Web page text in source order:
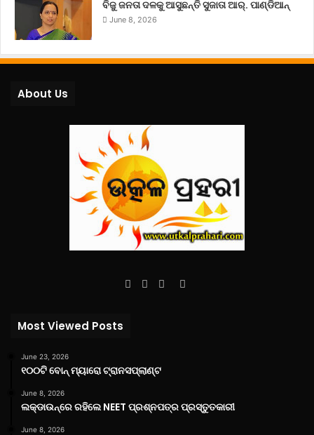
ବିଜୁ ଜନତା ଦଳକୁ ଆସୁଛନ୍ତି ସୁଜାତା ଆର୍‌. ପାଣ୍ଡିଆନ୍
June 8, 2026
About Us
Facebook
TwitterYouTube
Instagram
Most Viewed Posts
June 23, 2026
୧୦୦ଟି ବୋନ୍ ମ୍ୟାରୋ ଟ୍ରାନସପ୍ଲାଣ୍ଟ
June 8, 2026
ଲକ୍‌ଡାଉନ୍‌ରେ ରହିଲେ NEET ପ୍ରଶ୍ନପତ୍ର ପ୍ରସ୍ତୁତକାରୀ
June 8, 2026